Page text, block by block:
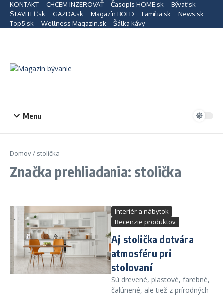
Preskočiť na obsah
KONTAKT CHCEM INZEROVAŤ Časopis HOME.sk
Bývať.sk
STAVITEĽ.sk
GAZDA.sk Magazín BOLD Família.sk
News.sk
Top5.sk
Wellness Magazin.sk Šálka kávy
Menu
Domov/ stolička
Značka prehliadania: stolička
Interiér a nábytok
Recenzie produktov
Aj stolička dotvára
atmosféru pri
stolovaní
Sú drevené, plastové, farebné,
čalúnené, ale tiež z prírodných